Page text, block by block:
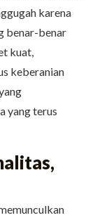
karena
benar-benar
kuat,
keberanian
yang terus